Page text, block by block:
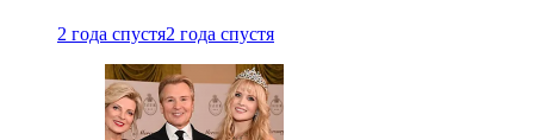
2 года спустя2 года спустя